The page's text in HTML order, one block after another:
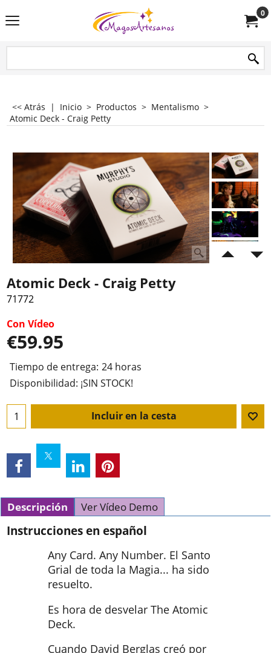
0
<< Atrás | Inicio > Productos > Mentalismo >
Atomic Deck - Craig Petty
Atomic Deck - Craig Petty
71772
Con Vídeo
€59.95
Tiempo de entrega: 24 horas
Disponibilidad: ¡SIN STOCK!
Incluir en la cesta
Descripción Ver Vídeo Demo
Instrucciones en español
Any Card. Any Number. El Santo
Grial de toda la Magia... ha sido
resuelto.
Es hora de desvelar The Atomic
Deck.
Cuando David Berglas creó por